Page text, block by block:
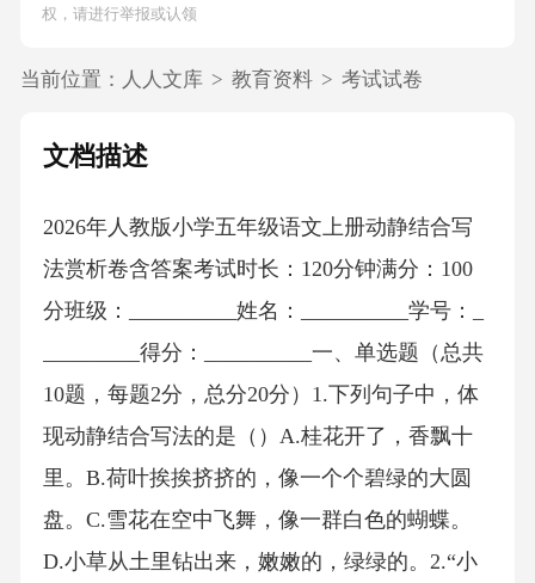
权，请进行举报或认领
当前位置： 人人文库 > 教育资料 > 考试试卷
文档描述
2026年人教版小学五年级语文上册动静结合写
法赏析卷含答案考试时长：120分钟满分：100
分班级：__________姓名：__________学号：_
_________得分：__________一、单选题（总共
10题，每题2分，总分20分）1.下列句子中，体
现动静结合写法的是（）A.桂花开了，香飘十
里。B.荷叶挨挨挤挤的，像一个个碧绿的大圆
盘。C.雪花在空中飞舞，像一群白色的蝴蝶。
D.小草从土里钻出来，嫩嫩的，绿绿的。2.“小